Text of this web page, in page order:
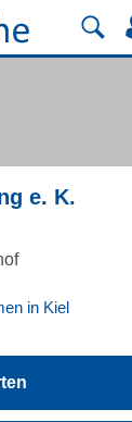
e. K.
in Kiel